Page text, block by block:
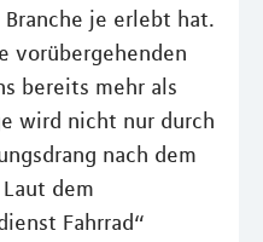
je erlebt hat.
vorübergehenden
bereits mehr als
wird nicht nur durch
nach dem
dem
Fahrrad“